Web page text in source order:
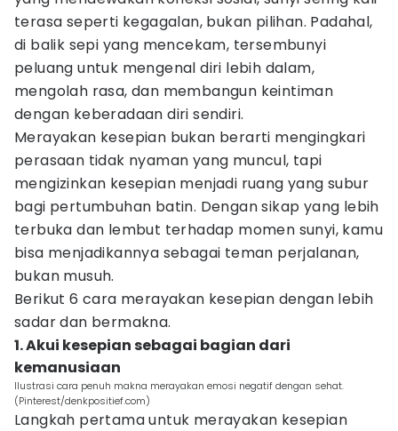
terasa seperti kegagalan, bukan pilihan. Padahal,
di balik sepi yang mencekam, tersembunyi
peluang untuk mengenal diri lebih dalam,
mengolah rasa, dan membangun keintiman
dengan keberadaan diri sendiri.
Merayakan kesepian bukan berarti mengingkari
perasaan tidak nyaman yang muncul, tapi
mengizinkan kesepian menjadi ruang yang subur
bagi pertumbuhan batin. Dengan sikap yang lebih
terbuka dan lembut terhadap momen sunyi, kamu
bisa menjadikannya sebagai teman perjalanan,
bukan musuh.
Berikut 6 cara merayakan kesepian dengan lebih
sadar dan bermakna.
1. Akui kesepian sebagai bagian dari
kemanusiaan
Ilustrasi cara penuh makna merayakan emosi negatif dengan sehat.
(Pinterest/denkpositief.com)
Langkah pertama untuk merayakan kesepian